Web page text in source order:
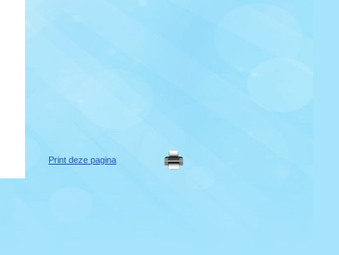
Print deze pagina